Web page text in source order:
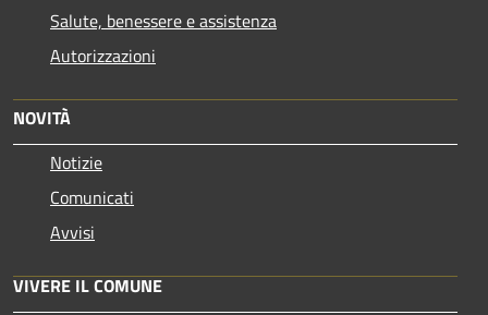
Salute, benessere e assistenza
Autorizzazioni
NOVITÀ
Notizie
Comunicati
Avvisi
VIVERE IL COMUNE